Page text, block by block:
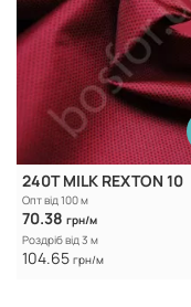
240T MILK REXTON 10
Опт від 100 м
70.38 грн/м
Роздріб від 3 м
104.65 грн/м